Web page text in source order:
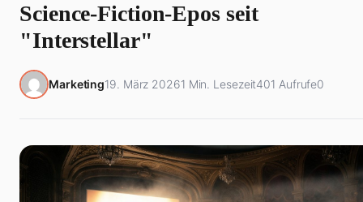
Science-Fiction-Epos seit
"Interstellar"
Marketing19. März 20261 Min. Lesezeit401 Aufrufe0